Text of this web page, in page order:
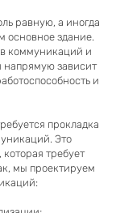
равную, а иногда
основное здание.
коммуникаций и
напрямую зависит
и
прокладка
Это
требует
мы проектируем